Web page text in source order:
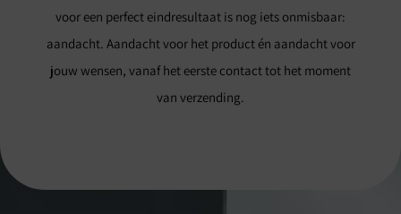
voor een perfect eindresultaat is nog iets onmisbaar:
aandacht. Aandacht voor het product én aandacht voor
jouw wensen, vanaf het eerste contact tot het moment
van verzending.